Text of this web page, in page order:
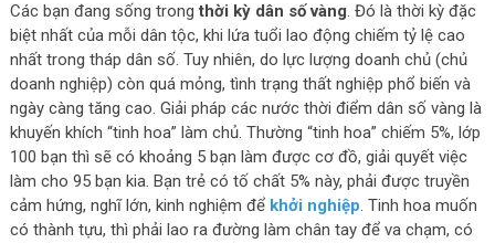
Các bạn đang sống trongthời kỳ dân số vàng. Đó là thời kỳ đặc
biệt nhất của mỗi dân tộc, khi lứa tuổi lao động chiếm tỷ lệ cao
nhất trong tháp dân số. Tuy nhiên, do lực lượng doanh chủ (chủ
doanh nghiệp) còn quá mỏng, tình trạng thất nghiệp phổ biến và
ngày càng tăng cao. Giải pháp các nước thời điểm dân số vàng là
khuyến khích “tinh hoa” làm chủ. Thường “tinh hoa” chiếm 5%, lớp
100 bạn thì sẽ có khoảng 5 bạn làm được cơ đồ, giải quyết việc
làm cho 95 bạn kia. Bạn trẻ có tố chất 5% này, phải được truyền
cảm hứng, nghĩ lớn, kinh nghiệm để khởi nghiệp. Tinh hoa muốn
có thành tựu, thì phải lao ra đường làm chân tay để va chạm, có